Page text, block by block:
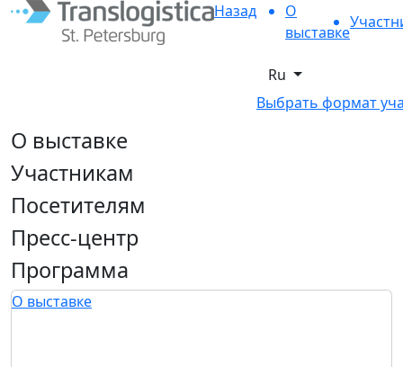
Назад
О
выставке
Ru
Выбрать формат
О выставке
Участникам
Посетителям
Пресс-центр
Программа
О выставке